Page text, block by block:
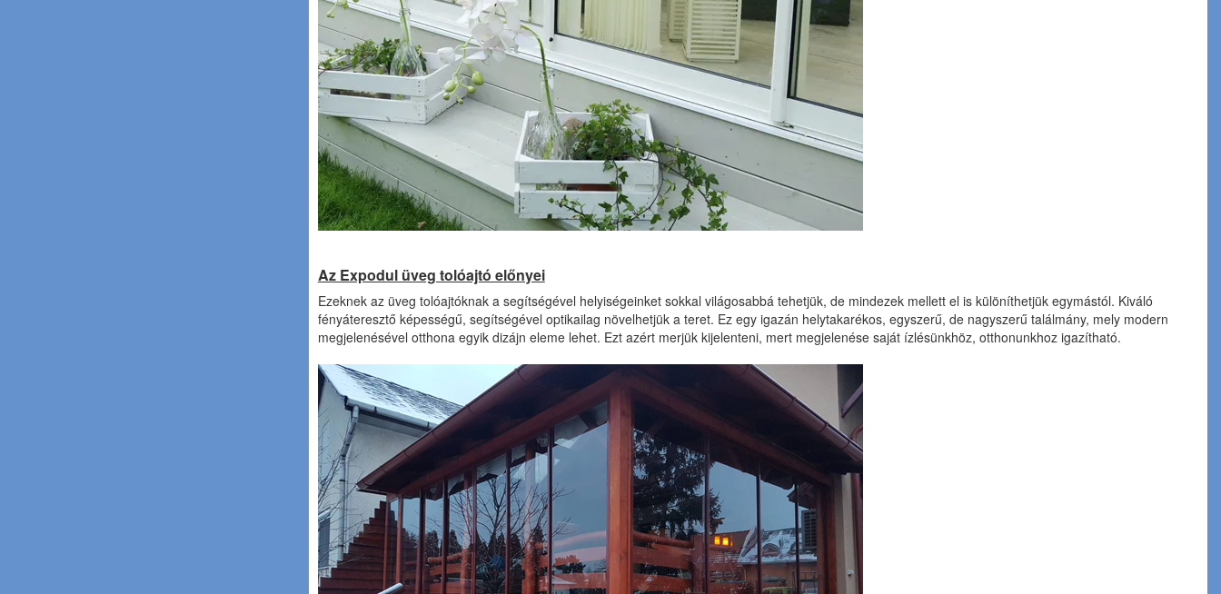
Az Expodul üveg tolóajtó előnyei
Ezeknek az üveg tolóajtóknak a segítségével helyiségeinket sokkal világosabbá tehetjük, de mindezek mellett el is különíthetjük egymástól. Kiváló
fényáteresztő képességű, segítségével optikailag növelhetjük a teret. Ez egy igazán helytakarékos, egyszerű, de nagyszerű találmány, mely modern
megjelenésével otthona egyik dizájn eleme lehet. Ezt azért merjük kijelenteni, mert megjelenése saját ízlésünkhöz, otthonunkhoz igazítható.